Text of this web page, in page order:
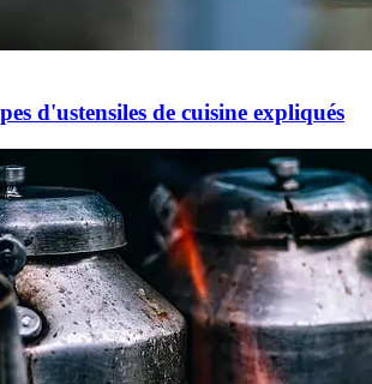
d'ustensiles de cuisine expliqués